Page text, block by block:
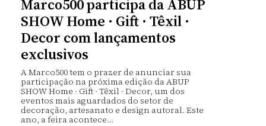
Marco500 participa da ABUP
SHOW Home · Gift · Têxil ·
Decor com lançamentos
exclusivos
A Marco500 tem o prazer de anunciar sua
participação na próxima edição da ABUP
SHOW Home · Gift · Têxil · Decor, um dos
eventos mais aguardados do setor de
decoração, artesanato e design autoral. Este
ano, a feira acontece…